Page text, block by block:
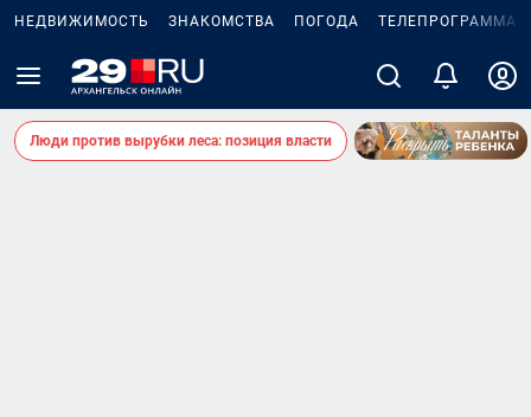
НЕДВИЖИМОСТЬ ЗНАКОМСТВА ПОГОДА ТЕЛЕПРОГРАММА
Люди против вырубки леса: позиция власти